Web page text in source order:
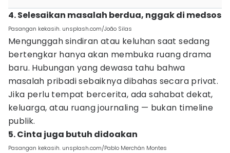
4. Selesaikan masalah berdua, nggak di medsos
Pasangan kekasih. unsplash.com/João Silas
Mengunggah sindiran atau keluhan saat sedang
bertengkar hanya akan membuka ruang drama
baru. Hubungan yang dewasa tahu bahwa
masalah pribadi sebaiknya dibahas secara privat.
Jika perlu tempat bercerita, ada sahabat dekat,
keluarga, atau ruang journaling — bukan timeline
publik.
5. Cinta juga butuh didoakan
Pasangan kekasih. unsplash.com/Pablo Merchán Montes